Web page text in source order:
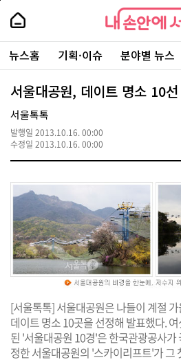
본
로
가
내
손
안
에
서
울
-
서
울
시
대
표
소
포
털
내
손
에
울
주
요
서
뉴스홈 기획·이슈 분야별 뉴스
서울대공원, 데이트 명소 10
서울톡톡
발행일 2013.10.16. 00:00
수정일 2013.10.16. 00:00
[서울톡톡] 서울대공원은 나들이 계절
데이트 명소 10곳을 선정해 발표했다.
된 '서울대공원 10경'은 한국관광공사가
정한 서울대공원의 '스카이리프트'가 그
페
상
단
로